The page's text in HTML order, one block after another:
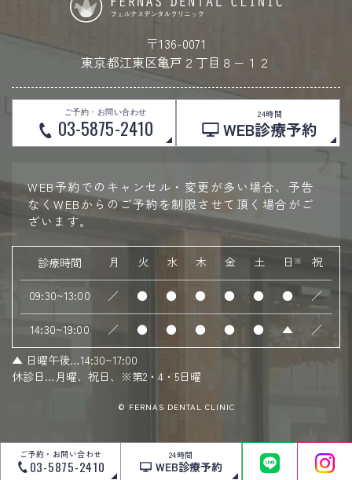
〒136-0071
東京都江東区亀戸２丁目８−１２
ご予約・お問い合わせ
03-5875-2410
24時間
WEB診療予約
WEB予約でのキャンセル・変更が多い場合、予告
なくWEBからのご予約を制限させて頂く場合がご
ざいます。
診療時間 月 火 水 木 金 土 日 ※ 祝
09:30~13:00 ／ ● ● ● ● ● ● ／
14:30~19:00 ／ ● ● ● ● ● ▲
／
▲ 日曜午後…14:30~17:00
休診日…月曜、祝日、※第2・4・5日曜
© FERNAS DENTAL CLINIC
ご予約・お問い合わせ
03-5875-2410
24時間
WEB診療予約